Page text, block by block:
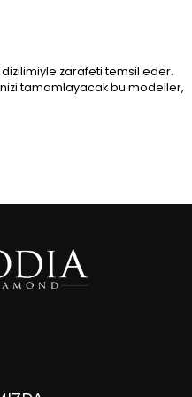
dizilimiyle zarafeti temsil eder.
tamamlayacak bu modeller,